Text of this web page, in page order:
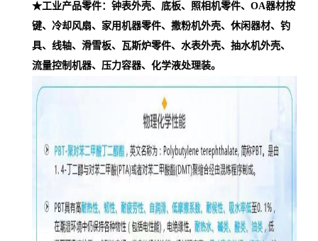
★工业产品零件：钟表外壳、底板、照相机零件、OA器材按
键、冷却风扇、家用机器零件、撒粉机外壳、休闲器材、钓
具、线轴、滑雪板、瓦斯炉零件、水表外壳、抽水机外壳、
流量控制机器、压力容器、化学液处理装。